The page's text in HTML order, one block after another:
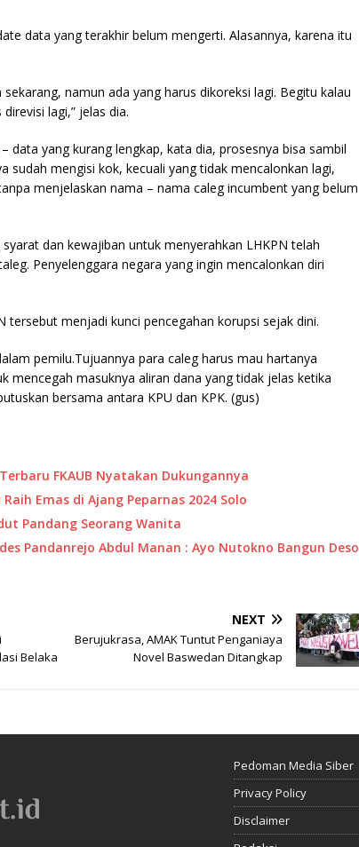
data yang terakhir belum mengerti. Alasannya, karena itu
namun ada yang harus dikoreksi lagi. Begitu kalau
lagi,” jelas dia.
data yang kurang lengkap, kata dia, prosesnya bisa sambil
sudah mengisi kok, kecuali yang tidak mencalonkan lagi,
menjelaskan nama – nama caleg incumbent yang belum
dan kewajiban untuk menyerahkan LHKPN telah
Penyelenggara negara yang ingin mencalonkan diri
tersebut menjadi kunci pencegahan korupsi sejak dini.
pemilu.Tujuannya para caleg harus mau hartanya
mencegah masuknya aliran dana yang tidak jelas ketika
bersama antara KPU dan KPK. (gus)
FKAUB Nyatakan Dukungannya
Emas di Ajang Peparnas 2024 Solo
Pandang Seorang Wanita
Pandanrejo Abdul Manan : Ayo Nutokno Bangun Deso
Belaka
NEXT
Berujukrasa, AMAK Tuntut Penganiaya
Novel Baswedan Ditangkap
Pedoman Media Siber
Privacy Policy
Disclaimer